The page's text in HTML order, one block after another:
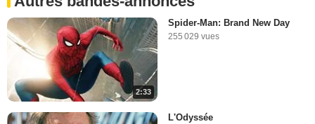
2:33
Spider-Man: Brand New Day
255 029 vues
L'Odyssée